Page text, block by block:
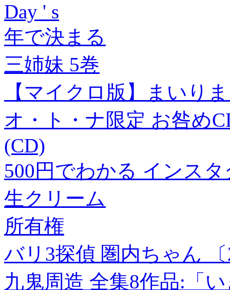
Day ' s
年で決まる
三姉妹 5巻
【マイクロ版】まいり
オ・ト・ナ限定 お咎め
(CD)
500円でわかる インス
生クリーム
所有権
バリ3探偵 圏内ちゃん
九鬼周造 全集8作品:「